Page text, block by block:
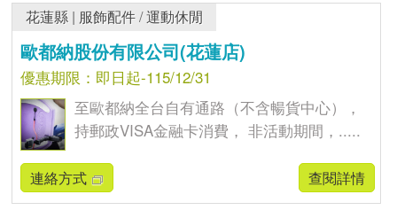
花蓮縣 | 服飾配件/運動休閒
歐都納股份有限公司(花蓮店)
優惠期限：即日起-115/12/31
至歐都納全台自有通路（不含暢貨中心），
持郵政VISA金融卡消費， 非活動期間，.....
連絡方式 查閱詳情